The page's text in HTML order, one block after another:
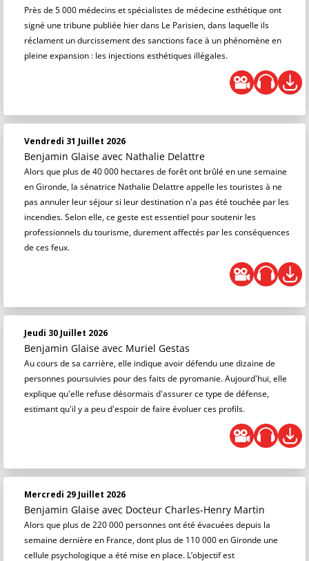
Près de 5 000 médecins et spécialistes de médecine esthétique ont
signé une tribune publiée hier dans Le Parisien, dans laquelle ils
réclament un durcissement des sanctions face à un phénomène en
pleine expansion : les injections esthétiques illégales.
Vendredi 31 Juillet 2026
Benjamin Glaise avec Nathalie Delattre
Alors que plus de 40 000 hectares de forêt ont brûlé en une semaine
en Gironde, la sénatrice Nathalie Delattre appelle les touristes à ne
pas annuler leur séjour si leur destination n'a pas été touchée par les
incendies. Selon elle, ce geste est essentiel pour soutenir les
professionnels du tourisme, durement affectés par les conséquences
de ces feux.
Jeudi 30 Juillet 2026
Benjamin Glaise avec Muriel Gestas
Au cours de sa carrière, elle indique avoir défendu une dizaine de
personnes poursuivies pour des faits de pyromanie. Aujourd'hui, elle
explique qu'elle refuse désormais d'assurer ce type de défense,
estimant qu'il y a peu d'espoir de faire évoluer ces profils.
Mercredi 29 Juillet 2026
Benjamin Glaise avec Docteur Charles-Henry Martin
Alors que plus de 220 000 personnes ont été évacuées depuis la
semaine dernière en France, dont plus de 110 000 en Gironde une
cellule psychologique a été mise en place. L’objectif est